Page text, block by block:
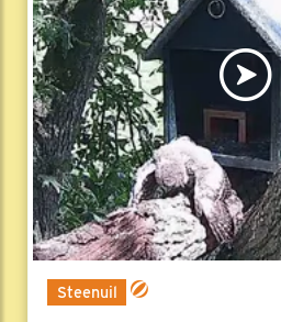
Steenuil